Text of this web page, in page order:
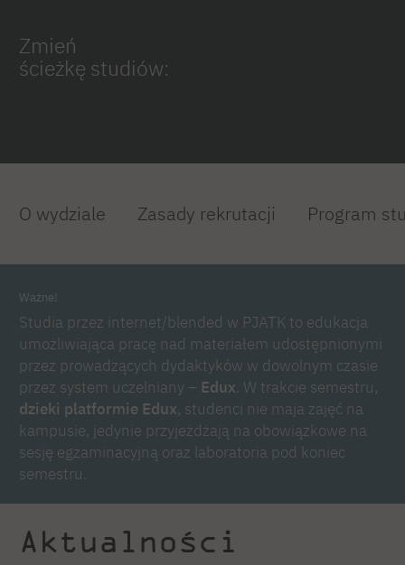
Zmień
ścieżkę studiów:
O wydziale Zasady rekrutacji Program
Ważne!
Studia przez internet/blended w PJATK to edukacja
umożliwiająca pracę nad materiałem udostępnionymi
przez prowadzących dydaktyków w dowolnym czasie
przez system uczelniany – Edux. W trakcie semestru,
dzieki platformie Edux, studenci nie maja zajęć na
kampusie, jedynie przyjeżdżają na obowiązkowe na
sesję egzaminacyjną oraz laboratoria pod koniec
semestru.
Aktualności